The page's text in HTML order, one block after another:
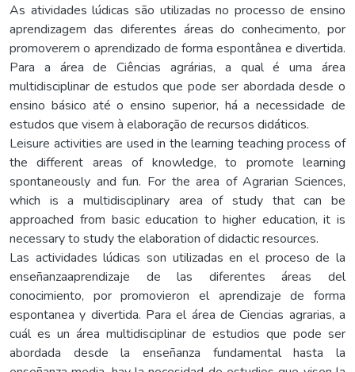
As atividades lúdicas são utilizadas no processo de ensino
aprendizagem das diferentes áreas do conhecimento, por
promoverem o aprendizado de forma espontânea e divertida.
Para a área de Ciências agrárias, a qual é uma área
multidisciplinar de estudos que pode ser abordada desde o
ensino básico até o ensino superior, há a necessidade de
estudos que visem à elaboração de recursos didáticos.
Leisure activities are used in the learning teaching process of
the different areas of knowledge, to promote learning
spontaneously and fun. For the area of Agrarian Sciences,
which is a multidisciplinary area of study that can be
approached from basic education to higher education, it is
necessary to study the elaboration of didactic resources.
Las actividades lúdicas son utilizadas en el proceso de la
enseñanzaaprendizaje de las diferentes áreas del
conocimiento, por promovieron el aprendizaje de forma
espontanea y divertida. Para el área de Ciencias agrarias, a
cuál es un área multidisciplinar de estudios que pode ser
abordada desde la enseñanza fundamental hasta la